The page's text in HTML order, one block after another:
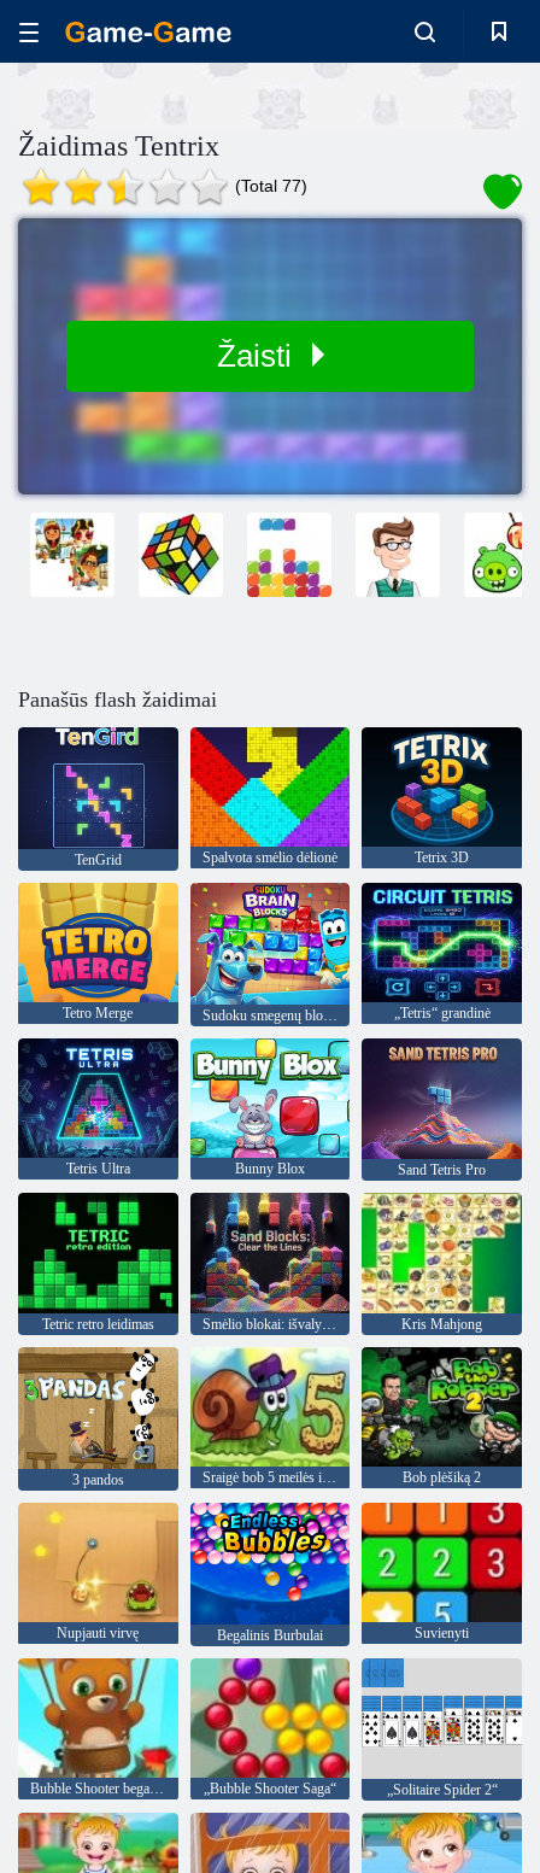
Žaidimas Tentrix
(Total 77)
Žaisti
Panašūs flash žaidimai
TenGrid Spalvota smėlio dėlionė Tetrix 3D
Tetro Merge Sudoku smegenų blokai „Tetris“ grandinė
Tetris Ultra Bunny Blox Sand Tetris Pro
Tetric retro leidimas Smėlio blokai: išvalykite linijas Kris Mahjong
3 pandos Sraigė bob 5 meilės istorija Bob plėšiką 2
Nupjauti virvę Begalinis Burbulai Suvienyti
Bubble Shooter begalinis „Bubble Shooter Saga“ „Solitaire Spider 2“